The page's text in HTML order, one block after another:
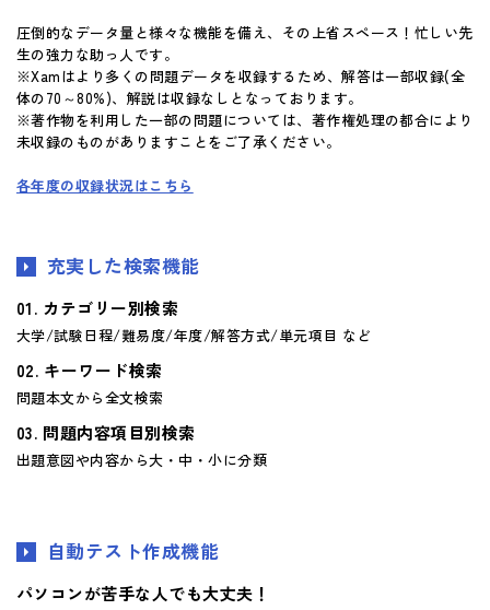
圧倒的なデータ量と様々な機能を備え、その上省スペース！忙しい先
生の強力な助っ人です。
※Xamはより多くの問題データを収録するため、解答は一部収録(全
体の70～80%)、解説は収録なしとなっております。
※著作物を利用した一部の問題については、著作権処理の都合により
未収録のものがありますことをご了承ください。
各年度の収録状況はこちら
充実した検索機能
カテゴリー別検索
大学/試験日程/難易度/年度/解答方式/単元項目 など
キーワード検索
問題本文から全文検索
問題内容項目別検索
出題意図や内容から大・中・小に分類
自動テスト作成機能
パソコンが苦手な人でも大丈夫！